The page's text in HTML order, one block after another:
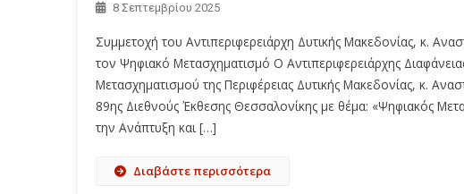
8 Σεπτεμβρίου 2025
Συμμετοχή του Αντιπεριφερειάρχη Δυτικής Μακεδονίας, κ.
τον Ψηφιακό Μετασχηματισμό Ο Αντιπεριφερειάρχης
Μετασχηματισμού της Περιφέρειας Δυτικής Μακεδονίας, κ.
89ης Διεθνούς Έκθεσης Θεσσαλονίκης με θέμα: «Ψηφιακός
την Ανάπτυξη και […]
Διαβάστε περισσότερα